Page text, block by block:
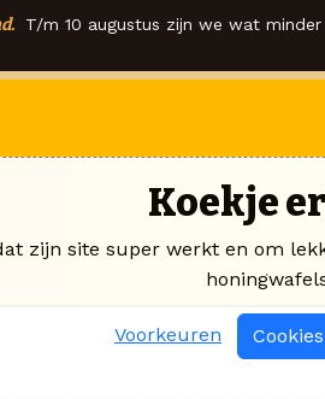
T/m 10 augustus zijn we wat
Koekje
zijn site super werkt en om
Voorkeuren